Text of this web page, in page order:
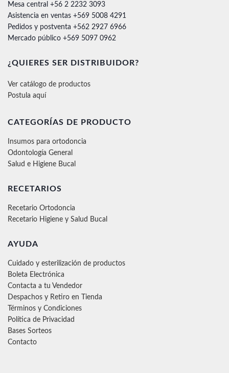
Mesa central +56 2 2232 3093
Asistencia en ventas +569 5008 4291
Pedidos y postventa +562 2927 6966
Mercado público +569 5097 0962
¿QUIERES SER DISTRIBUIDOR?
Ver catálogo de productos
Postula aquí
CATEGORÍAS DE PRODUCTO
Insumos para ortodoncia
Odontología General
Salud e Higiene Bucal
RECETARIOS
Recetario Ortodoncia
Recetario Higiene y Salud Bucal
AYUDA
Cuidado y esterilización de productos
Boleta Electrónica
Contacta a tu Vendedor
Despachos y Retiro en Tienda
Términos y Condiciones
Política de Privacidad
Bases Sorteos
Contacto